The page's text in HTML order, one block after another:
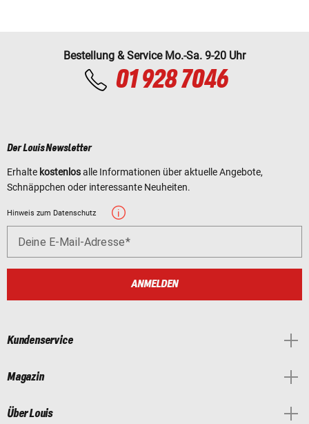
Bestellung & Service Mo.-Sa. 9-20 Uhr
01 928 7046
Der Louis Newsletter
Erhalte kostenlosalle Informationen über aktuelle Angebote,
Schnäppchen oder interessante Neuheiten.
Hinweis zum Datenschutz
Deine E-Mail-Adresse
ANMELDEN
Kundenservice
Magazin
Über Louis